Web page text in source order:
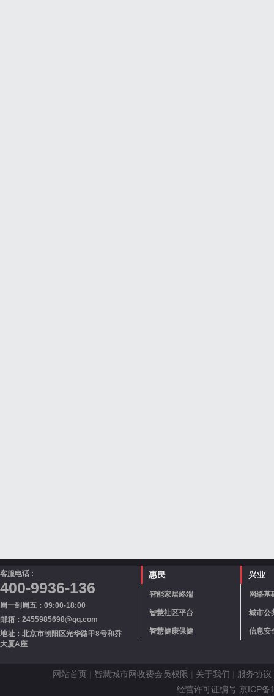
客服电话 :
400-9936-136
周一到周五：09:00-18:00
邮箱：2455985698@qq.com
地址：北京市朝阳区光华路甲8号和乔
大厦A座
惠民
智能家居终端
智慧社区平台
智慧健康保健
兴业
网络基
城市公
信息安
网站首页 | 智慧城市网收费会员权限 | 关于我们 | 服务协议
经营许可证编号 京ICP